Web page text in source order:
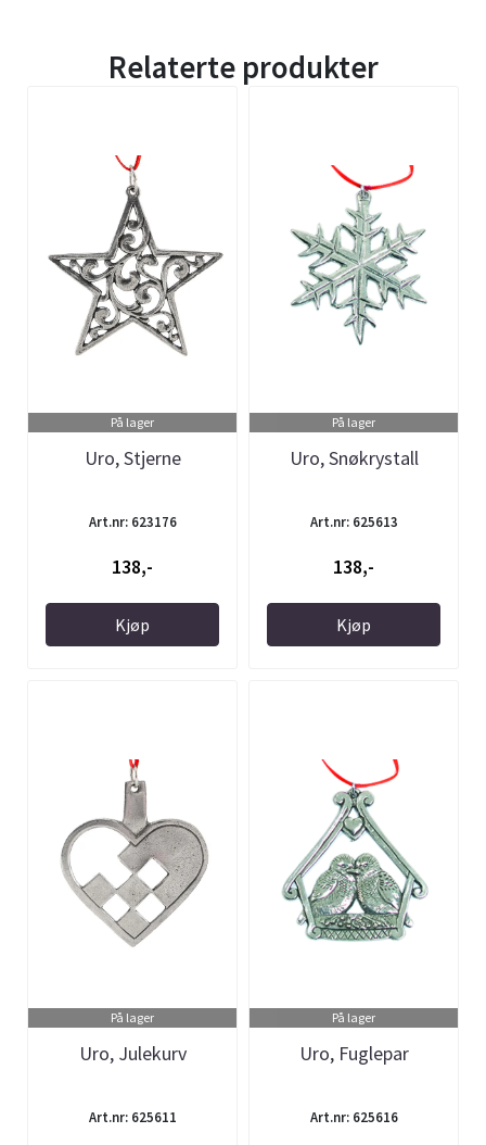
Relaterte produkter
På lager
Uro, Stjerne
Art.nr: 623176
138,-
Kjøp
På lager
Uro, Snøkrystall
Art.nr: 625613
138,-
Kjøp
På lager
Uro, Julekurv
Art.nr: 625611
På lager
Uro, Fuglepar
Art.nr: 625616